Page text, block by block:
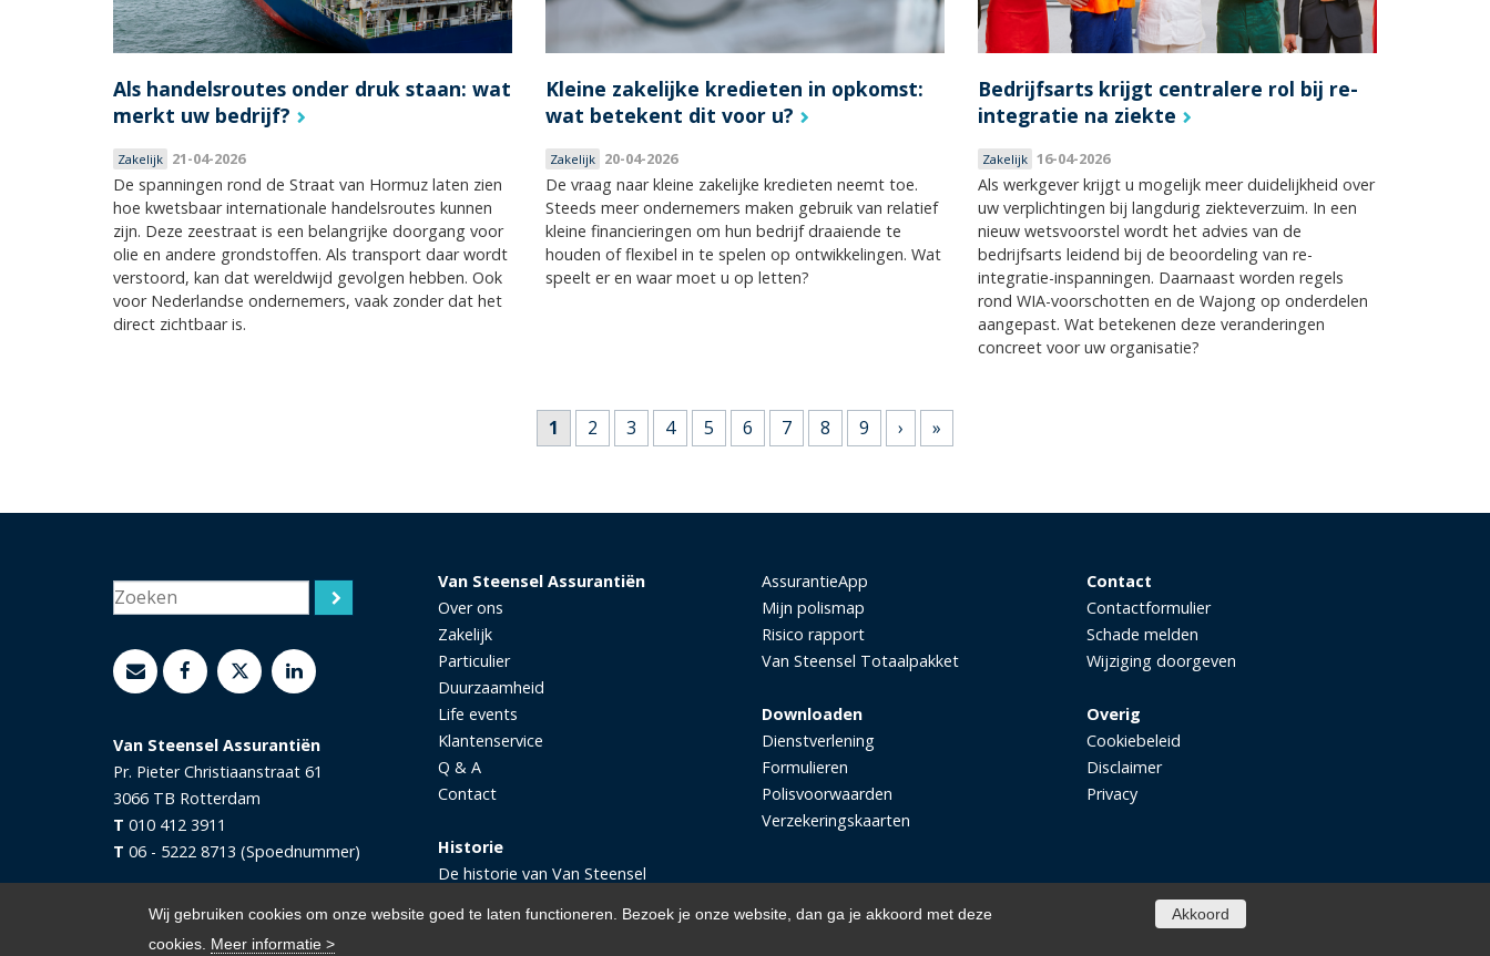
Wij gebruiken cookies om onze website goed te laten functioneren. Bezoek je onze website, dan ga je akkoord met deze
cookies. Meer informatie >
Akkoord
Als handelsroutes onder druk staan: wat
merkt uw bedrijf?
Zakelijk 21-04-2026
De spanningen rond de Straat van Hormuz laten zien
hoe kwetsbaar internationale handelsroutes kunnen
zijn. Deze zeestraat is een belangrijke doorgang voor
olie en andere grondstoffen. Als transport daar wordt
verstoord, kan dat wereldwijd gevolgen hebben. Ook
voor Nederlandse ondernemers, vaak zonder dat het
direct zichtbaar is.
Kleine zakelijke kredieten in opkomst:
wat betekent dit voor u?
Zakelijk 20-04-2026
De vraag naar kleine zakelijke kredieten neemt toe.
Steeds meer ondernemers maken gebruik van relatief
kleine financieringen om hun bedrijf draaiende te
houden of flexibel in te spelen op ontwikkelingen. Wat
speelt er en waar moet u op letten?
Bedrijfsarts krijgt centralere rol bij re-
integratie na ziekte
Zakelijk 16-04-2026
Als werkgever krijgt u mogelijk meer duidelijkheid over
uw verplichtingen bij langdurig ziekteverzuim. In een
nieuw wetsvoorstel wordt het advies van de
bedrijfsarts leidend bij de beoordeling van re-
integratie-inspanningen. Daarnaast worden regels
rond WIA-voorschotten en de Wajong op onderdelen
aangepast. Wat betekenen deze veranderingen
concreet voor uw organisatie?
1 2 3 4 5 6 7 8 9 › »
Van Steensel Assurantiën
Pr. Pieter Christiaanstraat 61
3066 TB Rotterdam
T 010 412 3911
T 06 - 5222 8713 (Spoednummer)
Van Steensel Assurantiën
Over ons
Zakelijk
Particulier
Duurzaamheid
Life events
Klantenservice
Q & A
Contact
Historie
De historie van Van Steensel
AssurantieApp
Mijn polismap
Risico rapport
Van Steensel Totaalpakket
Downloaden
Dienstverlening
Formulieren
Polisvoorwaarden
Verzekeringskaarten
Contact
Contactformulier
Schade melden
Wijziging doorgeven
Overig
Cookiebeleid
Disclaimer
Privacy